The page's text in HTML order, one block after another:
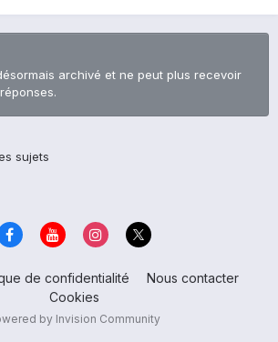
archivé et ne peut plus recevoir
sujets
de confidentialité
Nous contacter
Cookies
by Invision Community